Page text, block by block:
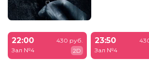
22:00
Зал №4
430 руб.
2D
23:50
Зал №4